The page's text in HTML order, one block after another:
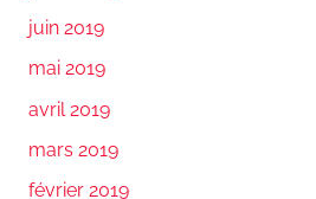
juin 2019
mai 2019
avril 2019
mars 2019
février 2019